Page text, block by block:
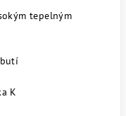
tepelným
K